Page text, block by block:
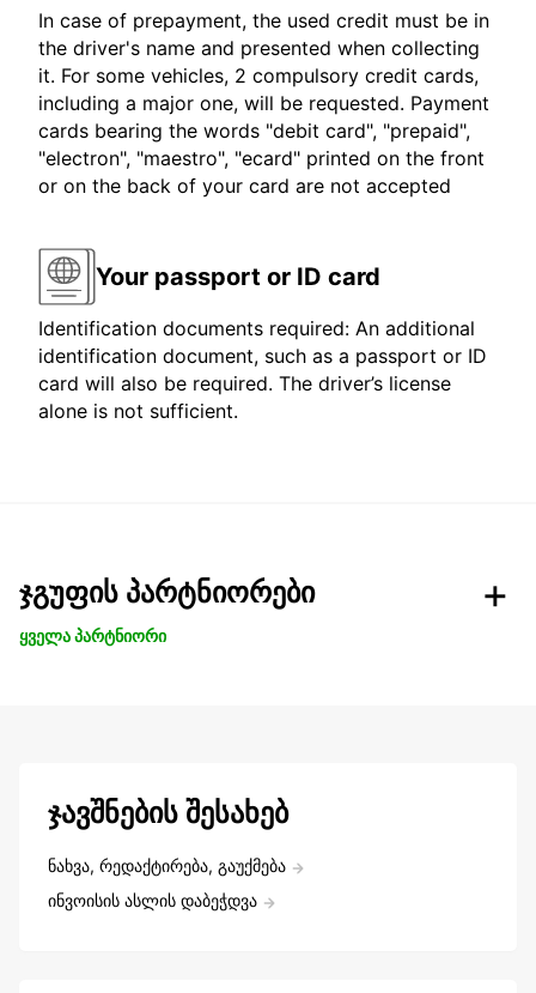
In case of prepayment, the used credit must be in
the driver's name and presented when collecting
it. For some vehicles, 2 compulsory credit cards,
including a major one, will be requested. Payment
cards bearing the words "debit card", "prepaid",
"electron", "maestro", "ecard" printed on the front
or on the back of your card are not accepted
Your passport or ID card
Identification documents required: An additional
identification document, such as a passport or ID
card will also be required. The driver’s license
alone is not sufficient.
ჯგუფის პარტნიორები
ყველა პარტნიორი
ჯავშნების შესახებ
ნახვა, რედაქტირება, გაუქმება
ინვოისის ასლის დაბეჭდვა